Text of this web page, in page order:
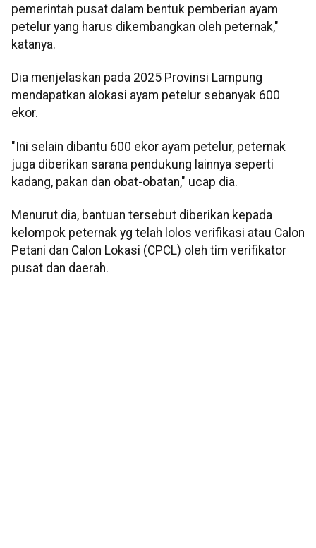
pemerintah pusat dalam bentuk pemberian ayam
petelur yang harus dikembangkan oleh peternak,"
katanya.
Dia menjelaskan pada 2025 Provinsi Lampung
mendapatkan alokasi ayam petelur sebanyak 600
ekor.
"Ini selain dibantu 600 ekor ayam petelur, peternak
juga diberikan sarana pendukung lainnya seperti
kadang, pakan dan obat-obatan," ucap dia.
Menurut dia, bantuan tersebut diberikan kepada
kelompok peternak yg telah lolos verifikasi atau Calon
Petani dan Calon Lokasi (CPCL) oleh tim verifikator
pusat dan daerah.